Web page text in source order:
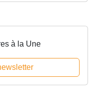
à la Une